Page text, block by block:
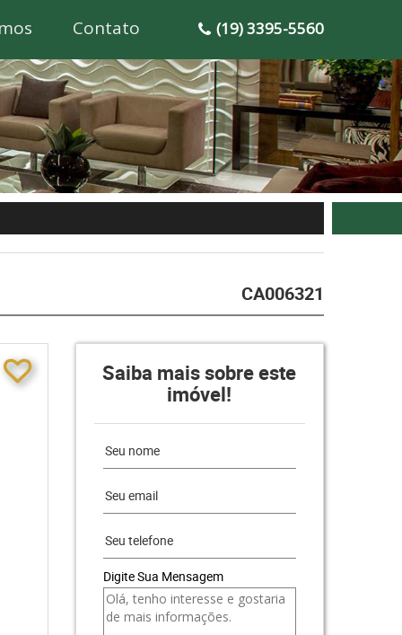
Contato (19) 3395-5560
CA006321
Saiba mais sobre este
imóvel!
Digite Sua Mensagem